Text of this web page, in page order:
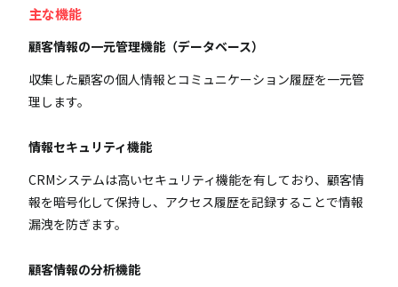
主な機能
顧客情報の一元管理機能（データベース）
収集した顧客の個人情報とコミュニケーション履歴を一元管
理します。
情報セキュリティ機能
CRMシステムは高いセキュリティ機能を有しており、顧客情
報を暗号化して保持し、アクセス履歴を記録することで情報
漏洩を防ぎます。
顧客情報の分析機能